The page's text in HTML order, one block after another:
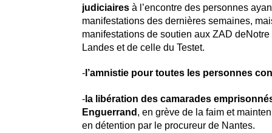
judiciairesà l’encontre des personnes
manifestations des dernières semaines,
manifestations de soutien aux ZAD deNotre
Landes et de celle du Testet.
-l’amnistie pour toutes les personnes
-la libération des camarades
Enguerrand , en grève de la faim et
en détention par le procureur de Nantes.